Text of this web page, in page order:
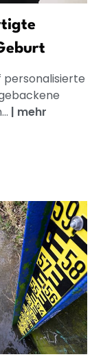
personalisierte
| mehr